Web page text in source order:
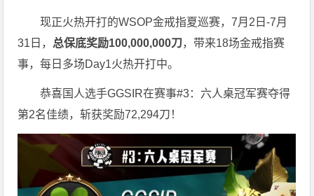
现正火热开打的WSOP金戒指夏巡赛，7月2日-7月
31日， 总保底奖励100,000,000刀，带来18场金戒指赛
事，每日多场Day1火热开打中。
恭喜国人选手GGSIR在赛事#3：六人桌冠军赛夺得
第2名佳绩，斩获奖励72,294刀！